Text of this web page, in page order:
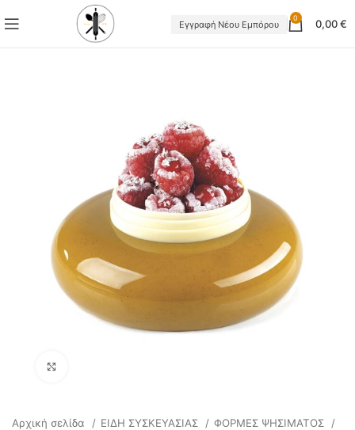
Εγγραφή Νέου Εμπόρου
0 0,00€
Αρχική σελίδα ΕΙΔΗ ΣΥΣΚΕΥΑΣΙΑΣ
ΦΟΡΜΕΣ ΨΗΣΙΜΑΤΟΣ